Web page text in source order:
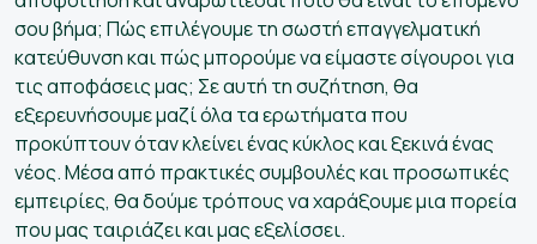
σου βήμα; Πώς επιλέγουμε τη σωστή επαγγελματική
κατεύθυνση και πώς μπορούμε να είμαστε σίγουροι για
τις αποφάσεις μας; Σε αυτή τη συζήτηση, θα
εξερευνήσουμε μαζί όλα τα ερωτήματα που
προκύπτουν όταν κλείνει ένας κύκλος και ξεκινά ένας
νέος. Μέσα από πρακτικές συμβουλές και προσωπικές
εμπειρίες, θα δούμε τρόπους να χαράξουμε μια πορεία
που μας ταιριάζει και μας εξελίσσει.